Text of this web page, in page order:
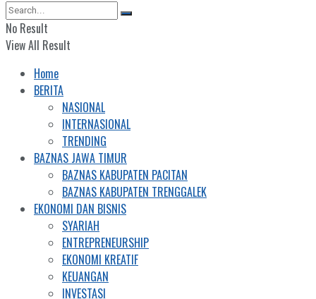
No Result
View All Result
Home
BERITA
NASIONAL
INTERNASIONAL
TRENDING
BAZNAS JAWA TIMUR
BAZNAS KABUPATEN PACITAN
BAZNAS KABUPATEN TRENGGALEK
EKONOMI DAN BISNIS
SYARIAH
ENTREPRENEURSHIP
EKONOMI KREATIF
KEUANGAN
INVESTASI